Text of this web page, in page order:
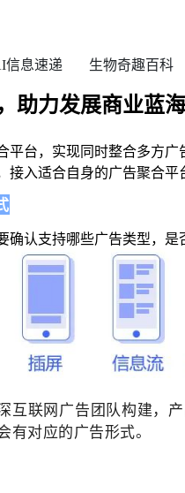
信息速递 生物奇趣百科
助力发展商业蓝海
平台，实现同时整合多方广
接入适合自身的广告聚合
确认支持哪些广告类型，
互联网广告团队构建，
有对应的广告形式。